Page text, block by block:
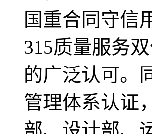
国重合同守信
315质量服务
的广泛认可。
管理体系认证
部、设计部、